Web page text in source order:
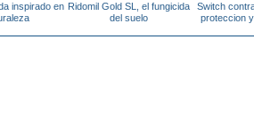
inspirado en Ridomil Gold SL, el fungicida
del suelo
Switch
proteccion